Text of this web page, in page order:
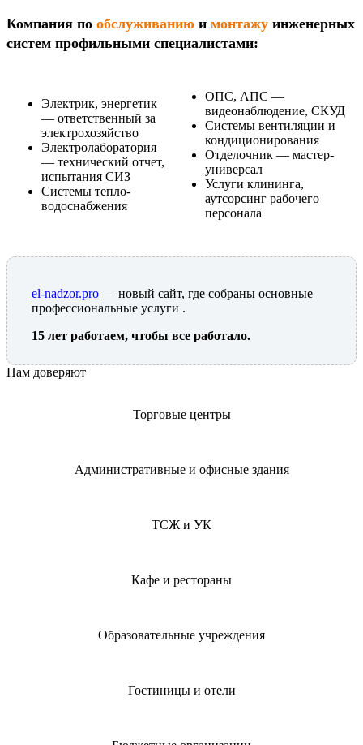
Компания по обслуживанию и монтажу инженерных
систем профильными специалистами:
Электрик, энергетик
— ответственный за
электрохозяйство
Электролаборатория
— технический отчет,
испытания СИЗ
Системы тепло-
водоснабжения
ОПС, АПС —
видеонаблюдение, СКУД
Системы вентиляции и
кондиционирования
Отделочник — мастер-
универсал
Услуги клининга,
аутсорсинг рабочего
персонала
el-nadzor.pro — новый сайт, где собраны основные
профессиональные услуги .
15 лет работаем, чтобы все работало.
Нам доверяют
Торговые центры
Административные и офисные здания
ТСЖ и УК
Кафе и рестораны
Образовательные учреждения
Гостиницы и отели